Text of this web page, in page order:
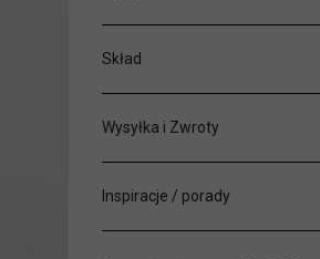
Skład
Wysyłka i Zwroty
Inspiracje / porady